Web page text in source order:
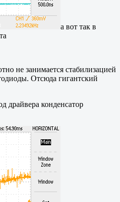
а вот так в
не занимается стабилизацией
Отсюда гигантский
драйвера конденсатор